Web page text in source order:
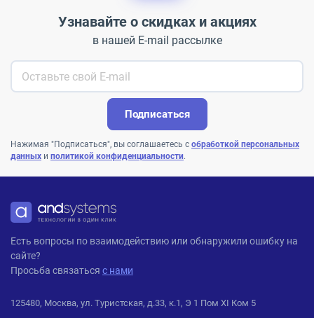
Узнавайте о скидках и акциях
в нашей E-mail рассылке
Подписаться
Нажимая "Подписаться", вы соглашаетесь с обработкой персональных
данных и политикой конфиденциальности.
ANDPRO
Есть вопросы по взаимодействию или обнаружили ошибку на
сайте?
Просьба связаться с нами
125480, Москва, ул. Туристская, д.33, к.1, Э 1 Пом XI Ком 5